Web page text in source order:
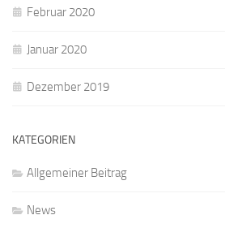
Februar 2020
Januar 2020
Dezember 2019
KATEGORIEN
Allgemeiner Beitrag
News